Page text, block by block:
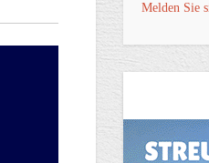
Melden Sie